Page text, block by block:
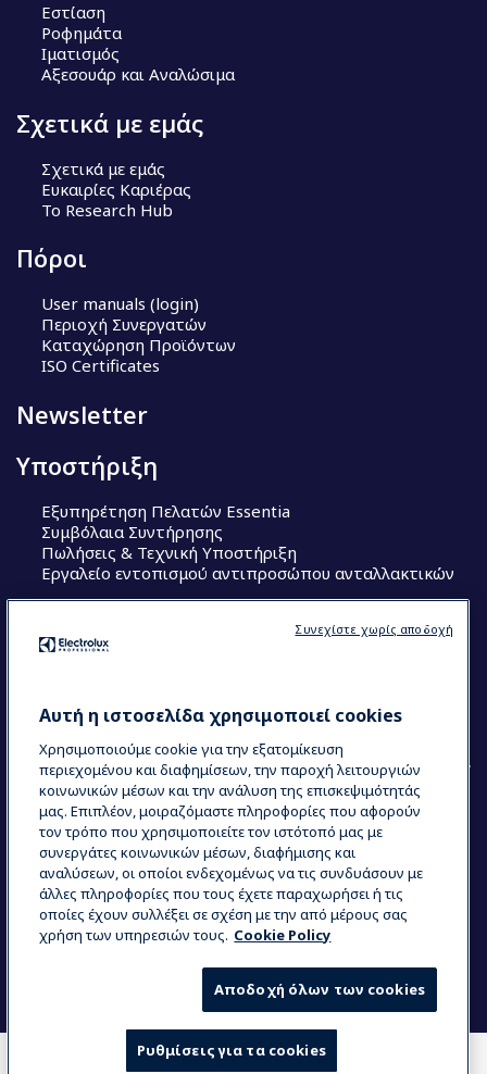
Εστίαση
Ροφημάτα
Ιματισμός
Αξεσουάρ και Αναλώσιμα
Σχετικά με εμάς
Σχετικά με εμάς
Ευκαιρίες Καριέρας
Το Research Hub
Πόροι
User manuals (login)
Περιοχή Συνεργατών
Καταχώρηση Προϊόντων
ISO Certificates
Newsletter
Υποστήριξη
Εξυπηρέτηση Πελατών Essentia
Συμβόλαια Συντήρησης
Πωλήσεις & Τεχνική Υποστήριξη
Εργαλείο εντοπισμού αντιπροσώπου ανταλλακτικών
Electrolux Professional Ακαδημία Chef
COUNTRY AND LANGUAGE
Η ΕΠΙΛΟΓΉ ΣΑΣ: ΕΛΛΗΝΙΚΆ
Data Privacy Statement
Cookie Policy
Όροι και προϋποθέσεις
Αυτή η ιστοσελίδα χρησιμοποιεί cookies
Χρησιμοποιούμε cookie για την εξατομίκευση
περιεχομένου και διαφημίσεων, την παροχή λειτουργιών
κοινωνικών μέσων και την ανάλυση της επισκεψιμότητάς
μας. Επιπλέον, μοιραζόμαστε πληροφορίες που αφορούν
τον τρόπο που χρησιμοποιείτε τον ιστότοπό μας με
συνεργάτες κοινωνικών μέσων, διαφήμισης και
αναλύσεων, οι οποίοι ενδεχομένως να τις συνδυάσουν με
άλλες πληροφορίες που τους έχετε παραχωρήσει ή τις
οποίες έχουν συλλέξει σε σχέση με την από μέρους σας
χρήση των υπηρεσιών τους. Cookie Policy
Αποδοχή όλων των cookies
Ρυθμίσεις για τα cookies
Συνεχίστε χωρίς αποδοχή